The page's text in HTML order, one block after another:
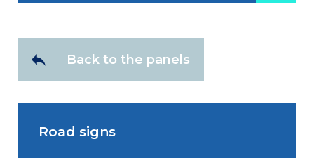
Back to the panels
Road signs